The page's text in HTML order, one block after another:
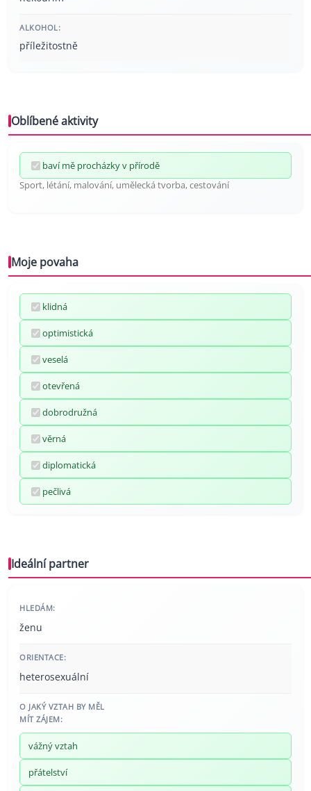
ALKOHOL:
příležitostně
Oblíbené aktivity
baví mě procházky v přírodě
Sport, létání, malování, umělecká tvorba, cestování
Moje povaha
klidná
optimistická
veselá
otevřená
dobrodružná
věrná
diplomatická
pečlivá
Ideální partner
HLEDÁM:
ženu
ORIENTACE:
heterosexuální
O JAKÝ VZTAH BY MĚL
MÍT ZÁJEM:
vážný vztah
přátelství